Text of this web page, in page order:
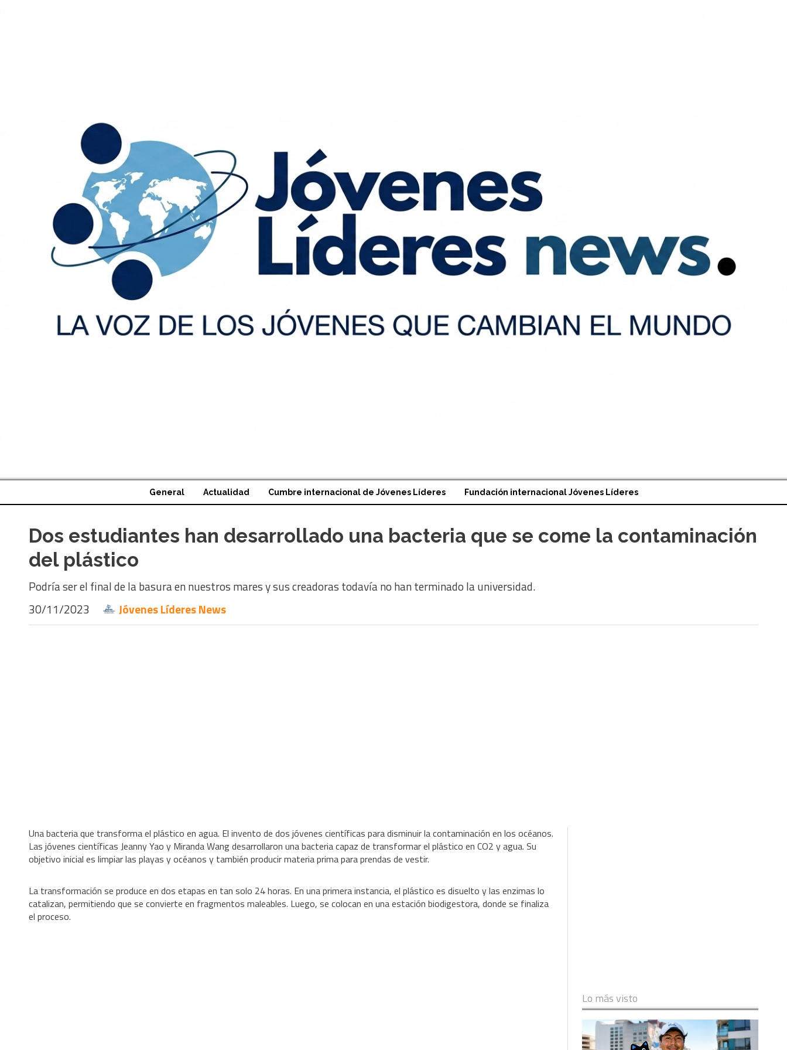
General Actualidad Cumbre internacional de Jóvenes Líderes Fundación internacional Jóvenes Líderes
Dos estudiantes han desarrollado una bacteria que se come la contaminación
del plástico
Podría ser el final de la basura en nuestros mares y sus creadoras todavía no han terminado la universidad.
30/11/2023
Jóvenes Líderes News
Una bacteria que transforma el plástico en agua. El invento de dos jóvenes científicas para disminuir la contaminación en los océanos.
Las jóvenes científicas Jeanny Yao y Miranda Wang desarrollaron una bacteria capaz de transformar el plástico en CO2 y agua. Su
objetivo inicial es limpiar las playas y océanos y también producir materia prima para prendas de vestir.
La transformación se produce en dos etapas en tan solo 24 horas. En una primera instancia, el plástico es disuelto y las enzimas lo
catalizan, permitiendo que se convierte en fragmentos maleables. Luego, se colocan en una estación biodigestora, donde se finaliza
el proceso.
Lo más visto